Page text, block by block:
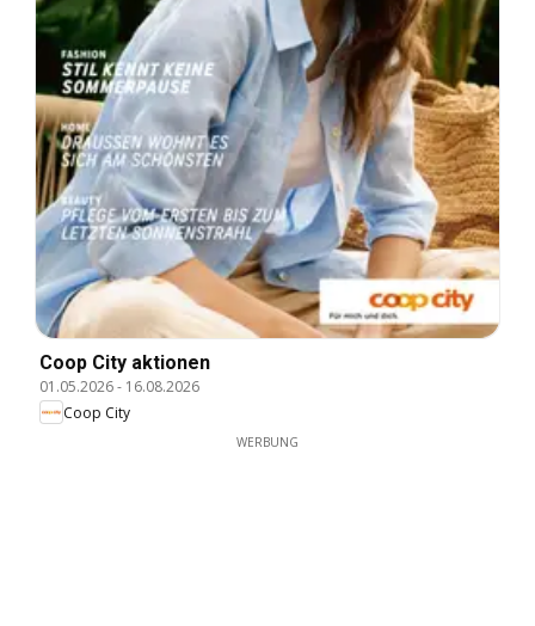
Coop City aktionen
01.05.2026- 16.08.2026
Coop City
WERBUNG